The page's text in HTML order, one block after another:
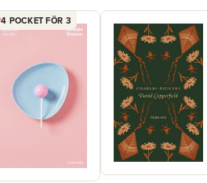
4 POCKET FÖR 3